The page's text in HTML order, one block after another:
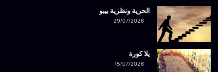
الحرية ونظرية بيبو
29/07/2026
يلا كورة
15/07/2026